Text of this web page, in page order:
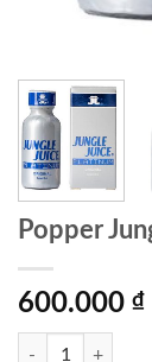
Popper
600.000 ₫
Popper Jungle